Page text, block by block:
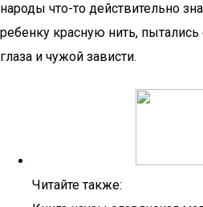
народы что-то действительно
ребенку красную нить, пытались
глаза и чужой зависти.
Читайте также: